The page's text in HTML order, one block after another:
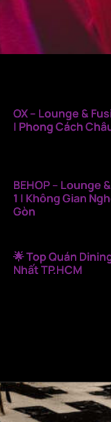
OX – Lounge &
| Phong Cách
BEHOP – Lounge
1 | Không Gian
Gòn
🌟 Top Quán
Nhất TP.HCM